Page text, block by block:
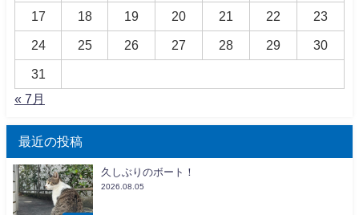
17 18 19 20 21 22 23
24 25 26 27 28 29 30
31
« 7月
最近の投稿
久しぶりのボート！
2026.08.05